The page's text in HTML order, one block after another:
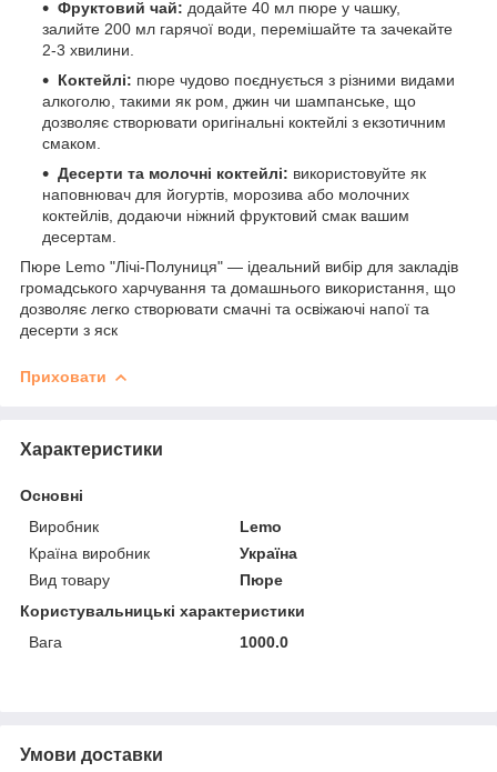
Фруктовий чай: додайте 40 мл пюре у чашку,
залийте 200 мл гарячої води, перемішайте та зачекайте
2-3 хвилини.
Коктейлі: пюре чудово поєднується з різними видами
алкоголю, такими як ром, джин чи шампанське, що
дозволяє створювати оригінальні коктейлі з екзотичним
смаком.
Десерти та молочні коктейлі: використовуйте як
наповнювач для йогуртів, морозива або молочних
коктейлів, додаючи ніжний фруктовий смак вашим
десертам.
Пюре Lemo "Лічі-Полуниця" — ідеальний вибір для закладів
громадського харчування та домашнього використання, що
дозволяє легко створювати смачні та освіжаючі напої та
десерти з яск
Приховати
Характеристики
Основні
Виробник
Lemo
Країна виробник
Україна
Вид товару
Пюре
Користувальницькі характеристики
Вага
1000.0
Умови доставки